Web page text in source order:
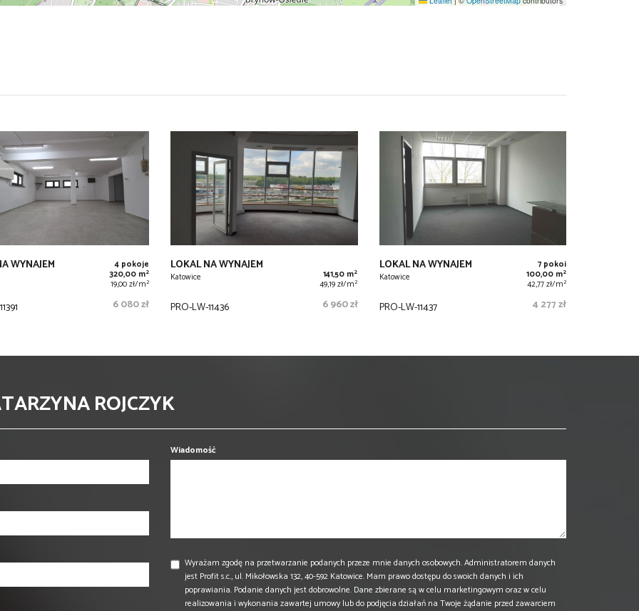
WYNAJEM 4 pokoje
320,00 m2
19,00 zł/m2
6 080 zł
LOKAL NA WYNAJEM
Katowice 141,50 m2
49,19 zł/m2
PRO-LW-11436 6 960 zł
LOKAL NA WYNAJEM
Katowice
7 pokoi
100,00 m2
42,77 zł/m2
PRO-LW-11437 4 277 zł
ROJCZYK
Wiadomość
Wyrażam zgodę na przetwarzanie podanych przeze mnie danych osobowych. Administratorem danych
jest Profit s.c., ul. Mikołowska 132, 40-592 Katowice. Mam prawo dostępu do swoich danych i ich
poprawiania. Podanie danych jest dobrowolne. Dane zbierane są w celu marketingowym oraz w celu
realizowania i wykonania zawartej umowy lub do podjęcia działań na Twoje żądanie przed zawarciem